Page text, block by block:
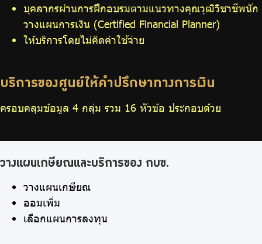
บุคลากรผ่านการฝึกอบรมตามแนวทางคุณวุฒิวิชาชีพนัก
วางแผนการเงิน (Certified Financial Planner)
ให้บริการโดยไม่คิดค่าใช้จ่าย
บริการของศูนย์ให้คำปรึกษาทางการเงิน
ครอบคลุมข้อมูล 4 กลุ่ม รวม 16 หัวข้อ ประกอบด้วย
วางแผนเกษียณและบริการของ กบข.
วางแผนเกษียณ
ออมเพิ่ม
เลือกแผนการลงทุน